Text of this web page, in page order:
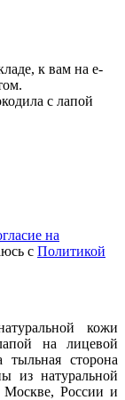
к вам на e-
с лапой
на
с Политикой
кожи
на лицевой
тыльная сторона
из натуральной
Москве, России и